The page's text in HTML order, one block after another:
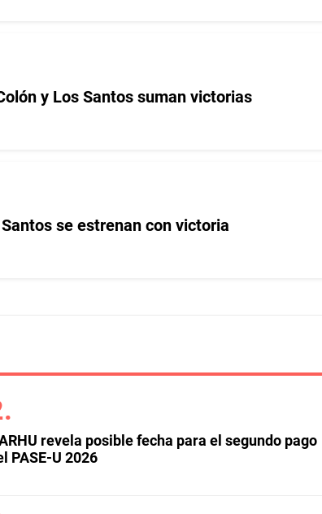
y Los Santos suman victorias
se estrenan con victoria
revela posible fecha para el segundo pago
PASE-U 2026